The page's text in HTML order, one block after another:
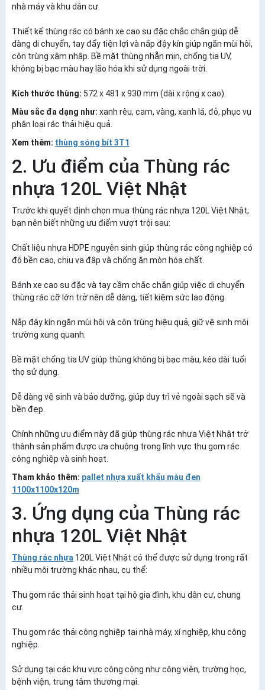
nhà máy và khu dân cư.
Thiết kế thùng rác có bánh xe cao su đặc chắc chắn giúp dễ
dàng di chuyển, tay đẩy tiện lợi và nắp đậy kín giúp ngăn mùi hôi,
côn trùng xâm nhập. Bề mặt thùng nhẵn mịn, chống tia UV,
không bị bạc màu hay lão hóa khi sử dụng ngoài trời.
Kích thước thùng: 572 x 481 x 930 mm (dài x rộng x cao).
Màu sắc đa dạng như: xanh rêu, cam, vàng, xanh lá, đỏ, phục vụ
phân loại rác thải hiệu quả.
Xem thêm: thùng sóng bít 3T1
2. Ưu điểm của Thùng rác
nhựa 120L Việt Nhật
Trước khi quyết định chọn mua thùng rác nhựa 120L Việt Nhật,
bạn nên biết những ưu điểm vượt trội sau:
Chất liệu nhựa HDPE nguyên sinh giúp thùng rác công nghiệp có
độ bền cao, chịu va đập và chống ăn mòn hóa chất.
Bánh xe cao su đặc và tay cầm chắc chắn giúp việc di chuyển
thùng rác cỡ lớn trở nên dễ dàng, tiết kiệm sức lao động.
Nắp đậy kín ngăn mùi hôi và côn trùng hiệu quả, giữ vệ sinh môi
trường xung quanh.
Bề mặt chống tia UV giúp thùng không bị bạc màu, kéo dài tuổi
thọ sử dụng.
Dễ dàng vệ sinh và bảo dưỡng, giúp duy trì vẻ ngoài sạch sẽ và
bền đẹp.
Chính những ưu điểm này đã giúp thùng rác nhựa Việt Nhật trở
thành sản phẩm được ưa chuộng trong lĩnh vực thu gom rác
công nghiệp và sinh hoạt.
Tham khảo thêm: pallet nhựa xuất khẩu màu đen
1100x1100x120m
3. Ứng dụng của Thùng rác
nhựa 120L Việt Nhật
Thùng rác nhựa 120L Việt Nhật có thể được sử dụng trong rất
nhiều môi trường khác nhau, cụ thể:
Thu gom rác thải sinh hoạt tại hộ gia đình, khu dân cư, chung
cư.
Thu gom rác thải công nghiệp tại nhà máy, xí nghiệp, khu công
nghiệp.
Sử dụng tại các khu vực công cộng như công viên, trường học,
bệnh viện, trung tâm thương mại.